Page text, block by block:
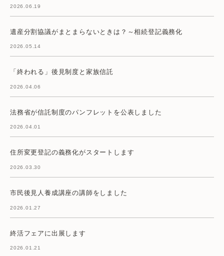
2026.06.19
遺産分割協議がまとまらないときは？～相続登記義務化
2026.05.14
「終われる」後見制度と家族信託
2026.04.06
法務省が信託制度のパンフレットを公表しました
2026.04.01
住所変更登記の義務化がスタートします
2026.03.30
市民後見人養成講座の講師をしました
2026.01.27
終活フェアに出展します
2026.01.21